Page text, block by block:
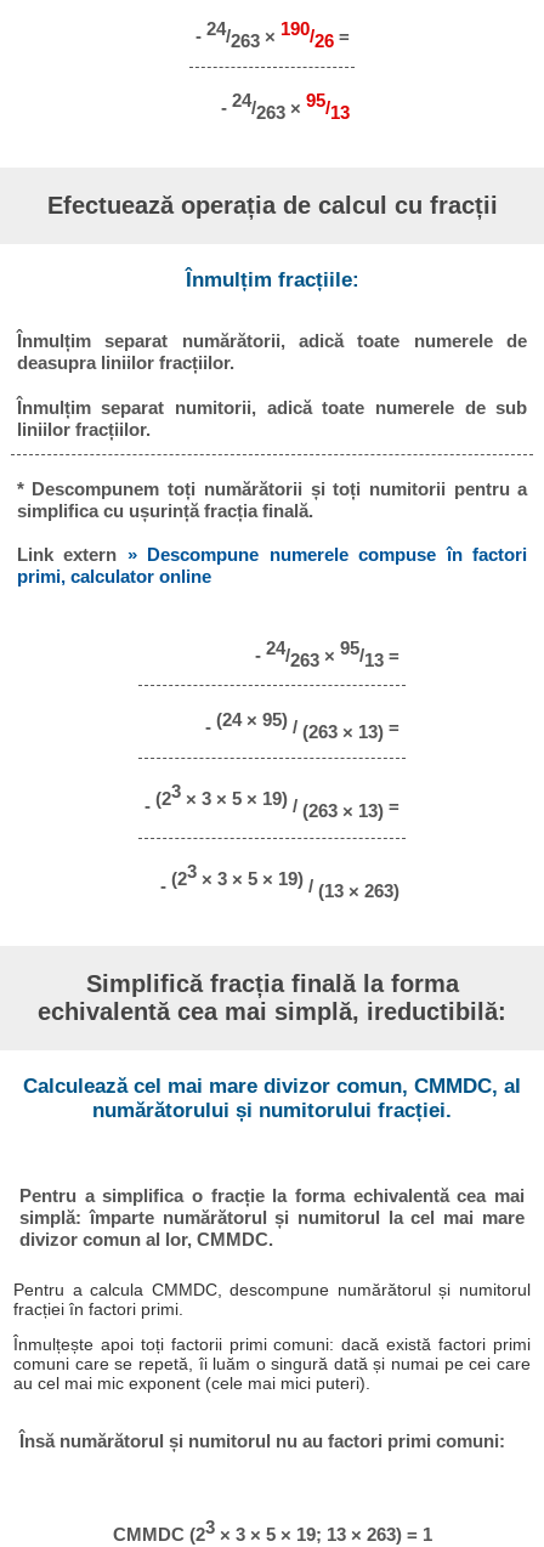
- 24/263× 190/26=
- 24/263× 95/13
Efectuează operația de calcul cu fracții
Înmulțim fracțiile:
Înmulțim separat numărătorii, adică toate numerele de
deasupra liniilor fracțiilor.
Înmulțim separat numitorii, adică toate numerele de sub
liniilor fracțiilor.
* Descompunem toți numărătorii și toți numitorii pentru a
simplifica cu ușurință fracția finală.
Link extern » Descompune numerele compuse în factori
primi, calculator online
- 24/263 × 95/13 =
- (24 × 95) / (263 × 13) =
- (23 × 3 × 5 × 19) / (263 × 13) =
- (23 × 3 × 5 × 19) / (13 × 263)
Simplifică fracția finală la forma
echivalentă cea mai simplă, ireductibilă:
Calculează cel mai mare divizor comun, CMMDC, al
numărătorului și numitorului fracției.
Pentru a simplifica o fracție la forma echivalentă cea mai
simplă: împarte numărătorul și numitorul la cel mai mare
divizor comun al lor, CMMDC.
Pentru a calcula CMMDC, descompune numărătorul și numitorul
fracției în factori primi.
Înmulțește apoi toți factorii primi comuni: dacă există factori primi
comuni care se repetă, îi luăm o singură dată și numai pe cei care
au cel mai mic exponent (cele mai mici puteri).
Însă numărătorul și numitorul nu au factori primi comuni:
CMMDC (23× 3 × 5 × 19; 13 × 263) = 1